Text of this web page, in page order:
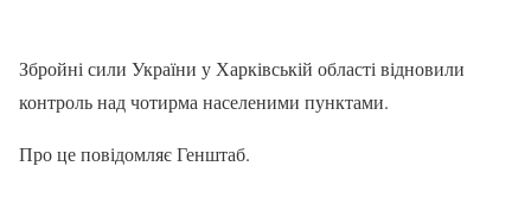
Збройні сили України у Харківській області відновили
контроль над чотирма населеними пунктами.
Про це повідомляє Генштаб.